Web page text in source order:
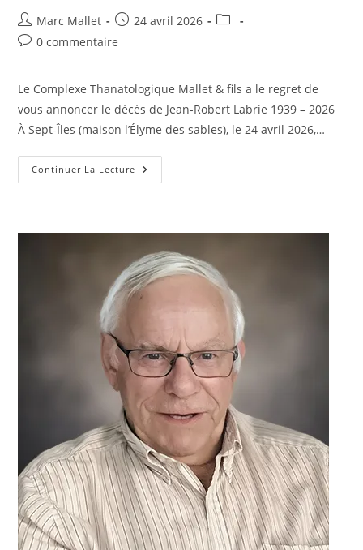
Auteur/autrice
de
Marc Mallet
Publication
publiée :
24 avril 2026
Post
Commentaires
publication :
0 commentaire
Le Complexe Thanatologique Mallet & fils a le regret de
vous annoncer le décès de Jean-Robert Labrie 1939 – 2026
À Sept-Îles (maison l’Élyme des sables), le 24 avril 2026,…
Continuer La Lecture LABRIE,
Jean-